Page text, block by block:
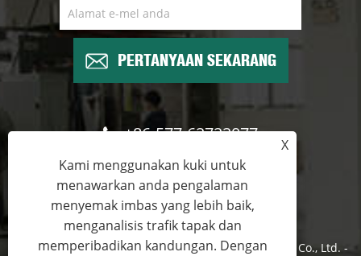
PERTANYAAN SEKARANG
+86-577-62722077
wade@cntimetric.com
Hak Cipta © 2022 Wenzhou Shuyi Import dan Export Co., Ltd. -
X
Kami menggunakan kuki untuk
menawarkan anda pengalaman
menyemak imbas yang lebih baik,
menganalisis trafik tapak dan
memperibadikan kandungan. Dengan